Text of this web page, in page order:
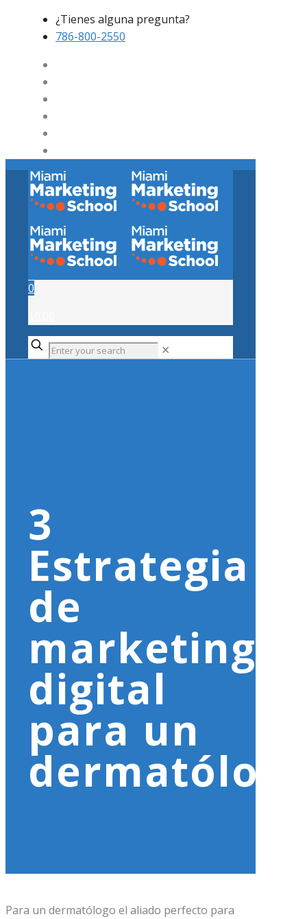
¿Tienes alguna pregunta?
786-800-2550
0
✕
3
Estrategia
de
marketing
digital
para un
Para un dermatólogo el aliado perfecto para